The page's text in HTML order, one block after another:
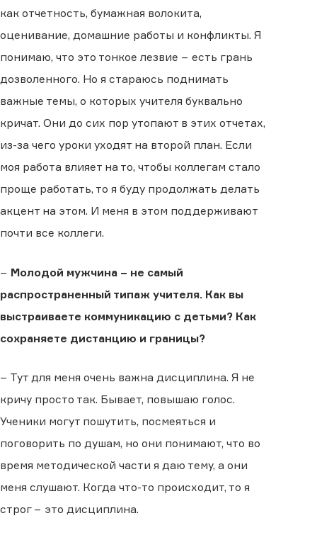
как отчетность, бумажная волокита,
оценивание, домашние работы и конфликты. Я
понимаю, что это тонкое лезвие − есть грань
дозволенного. Но я стараюсь поднимать
важные темы, о которых учителя буквально
кричат. Они до сих пор утопают в этих отчетах,
из-за чего уроки уходят на второй план. Если
моя работа влияет на то, чтобы коллегам стало
проще работать, то я буду продолжать делать
акцент на этом. И меня в этом поддерживают
почти все коллеги.
− Молодой мужчина − не самый
распространенный типаж учителя. Как вы
выстраиваете коммуникацию с детьми? Как
сохраняете дистанцию и границы?
− Тут для меня очень важна дисциплина. Я не
кричу просто так. Бывает, повышаю голос.
Ученики могут пошутить, посмеяться и
поговорить по душам, но они понимают, что во
время методической части я даю тему, а они
меня слушают. Когда что-то происходит, то я
строг − это дисциплина.